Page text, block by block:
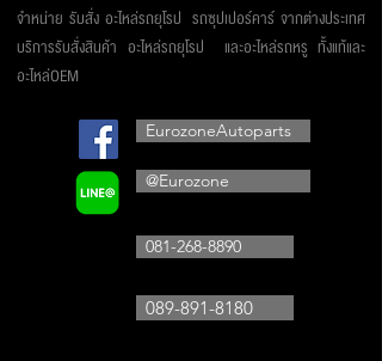
จำหน่าย รับสั่ง อะไหล่รถยุโรป รถซุปเปอร์คาร์ จากต่างประเทศ
บริการรับสั่งสินค้า อะไหล่รถยุโรป และอะไหล่รถหรู ทั้งแท้และ
อะไหล่OEM
EurozoneAutoparts
@Eurozone
081-268-8890
089-891-8180